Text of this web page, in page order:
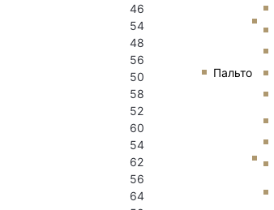
Пальто
46
54
48
56
50
58
52
60
54
62
56
64